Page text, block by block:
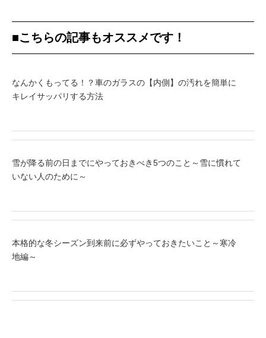
■こちらの記事もオススメです！
なんかくもってる！？車のガラスの【内側】の汚れを簡単に
キレイサッパリする方法
雪が降る前の日までにやっておきべき5つのこと～雪に慣れて
いない人のために～
本格的な冬シーズン到来前に必ずやっておきたいこと～寒冷
地編～